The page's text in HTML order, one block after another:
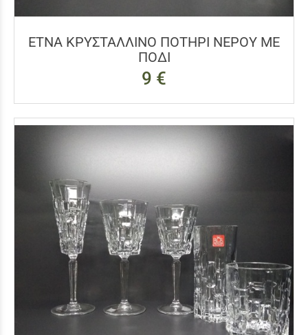
ΕΤΝΑ ΚΡΥΣΤΑΛΛΙΝΟ ΠΟΤΗΡΙ ΝΕΡΟΥ ΜΕ
ΠΟΔΙ
9 €